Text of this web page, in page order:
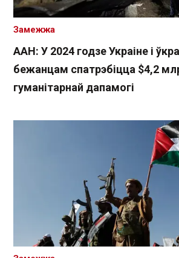
ААН: У 2024 годзе Украіне і
бежанцам спатрэбіцца $4,2
гуманітарнай дапамогі
Замежжа